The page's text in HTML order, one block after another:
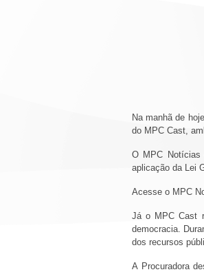
Na manhã de
do MPC Cast,
O MPC Notícias
aplicação da Lei
Acesse o MPC
Já o MPC Cast
democracia.
dos recursos
A Procuradora